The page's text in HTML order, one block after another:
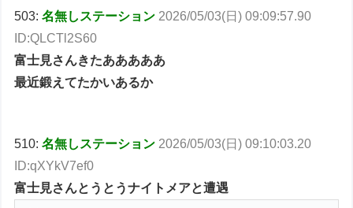
503:名無しステーション 2026/05/03(日) 09:09:57.90
ID:QLCTl2S60
富士見さんきたあああああ
最近鍛えてたかいあるか
510:名無しステーション 2026/05/03(日) 09:10:03.20
ID:qXYkV7ef0
富士見さんとうとうナイトメアと遭遇